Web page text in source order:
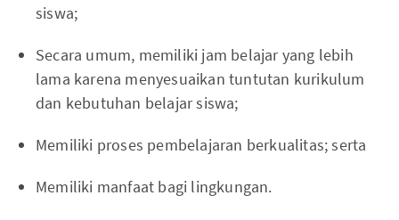
siswa;
Secara umum, memiliki jam belajar yang lebih
lama karena menyesuaikan tuntutan kurikulum
dan kebutuhan belajar siswa;
Memiliki proses pembelajaran berkualitas; serta
Memiliki manfaat bagi lingkungan.